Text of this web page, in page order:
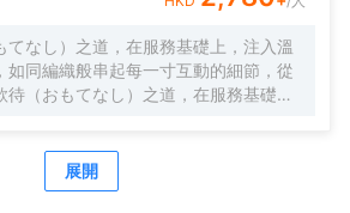
てなし）之道，在服務基礎上，注入溫
如同編織般串起每一寸互動的細節，從
待（おもてなし）之道，在服務基礎
一期一會」的雋永回憶。身處地的換位
文化精神，為旅人編織「一期一會」的
展開